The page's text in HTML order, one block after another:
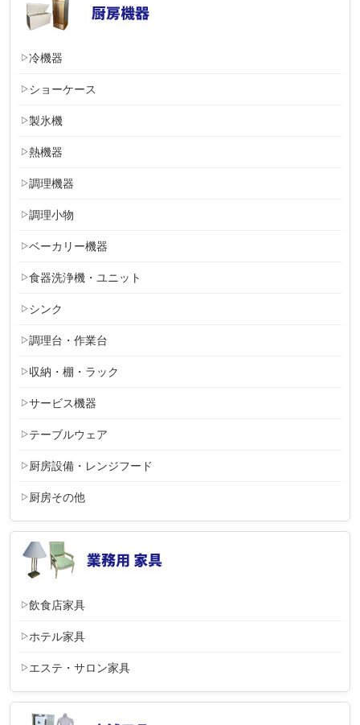
冷機器
ショーケース
製氷機
熱機器
調理機器
調理小物
ベーカリー機器
食器洗浄機・ユニット
シンク
調理台・作業台
収納・棚・ラック
サービス機器
テーブルウェア
厨房設備・レンジフード
厨房その他
飲食店家具
ホテル家具
エステ・サロン家具